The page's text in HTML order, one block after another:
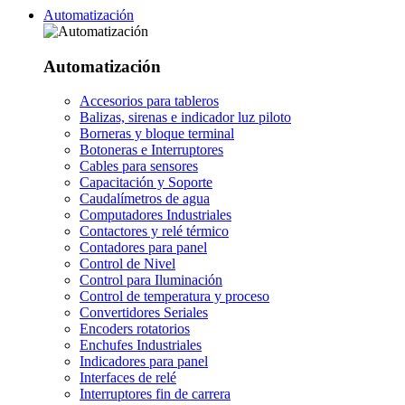
Automatización
Automatización
Accesorios para tableros
Balizas, sirenas e indicador luz piloto
Borneras y bloque terminal
Botoneras e Interruptores
Cables para sensores
Capacitación y Soporte
Caudalímetros de agua
Computadores Industriales
Contactores y relé térmico
Contadores para panel
Control de Nivel
Control para Iluminación
Control de temperatura y proceso
Convertidores Seriales
Encoders rotatorios
Enchufes Industriales
Indicadores para panel
Interfaces de relé
Interruptores fin de carrera